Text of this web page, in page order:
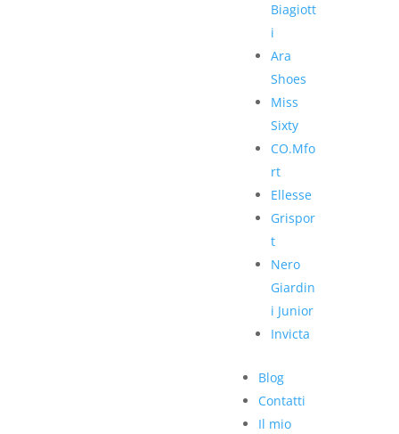
Biagiott
i
Ara
Shoes
Miss
Sixty
CO.Mfo
rt
Ellesse
Grispor
t
Nero
Giardin
i Junior
Invicta
Blog
Contatti
Il mio